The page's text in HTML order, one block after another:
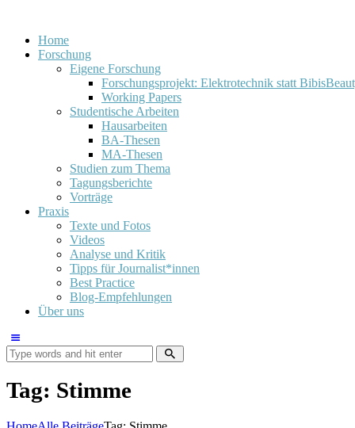
Home
Forschung
Eigene Forschung
Forschungsprojekt: Elektrotechnik statt
Working Papers
Studentische Arbeiten
Hausarbeiten
BA-Thesen
MA-Thesen
Studien zum Thema
Tagungsberichte
Vorträge
Praxis
Texte und Fotos
Videos
Analyse und Kritik
Tipps für Journalist*innen
Best Practice
Blog-Empfehlungen
Über uns
Tag: Stimme